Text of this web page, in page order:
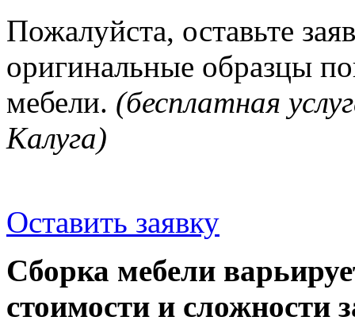
Пожалуйста, оставьте
оригинальные образцы
мебели. (бесплатная
Калуга)
Оставить заявку
Сборка мебели
стоимости и сложности